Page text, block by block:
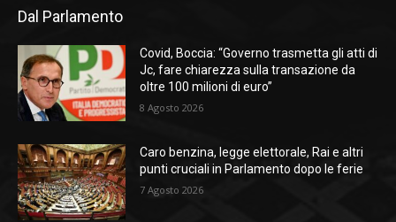
Dal Parlamento
Covid, Boccia: “Governo trasmetta gli atti di
Jc, fare chiarezza sulla transazione da
oltre 100 milioni di euro”
8 Agosto 2026
Caro benzina, legge elettorale, Rai e altri
punti cruciali in Parlamento dopo le ferie
7 Agosto 2026